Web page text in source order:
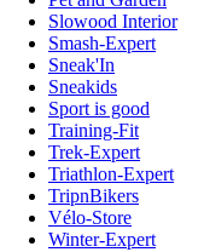
Slowood Interior
Smash-Expert
Sneak'In
Sneakids
Sport is good
Training-Fit
Trek-Expert
Triathlon-Expert
TripnBikers
Vélo-Store
Winter-Expert